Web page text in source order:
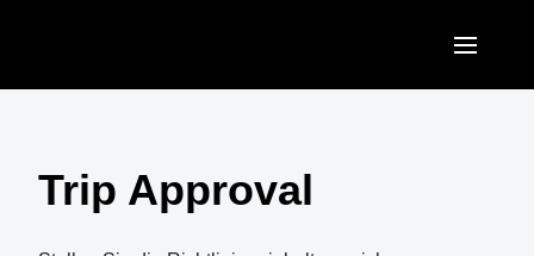
United States (English)
EUROPE
Trip Approval